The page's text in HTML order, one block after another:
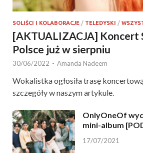
SOLIŚCI I KOLABORACJE / TELEDYSKI /
[AKTUALIZACJA] Koncert
Polsce już w sierpniu
30/06/2022 - Amanda Nadeem
Wokalistka ogłosiła trasę
szczegóły w naszym artykule.
OnlyOneOf
mini-album
17/07/2021